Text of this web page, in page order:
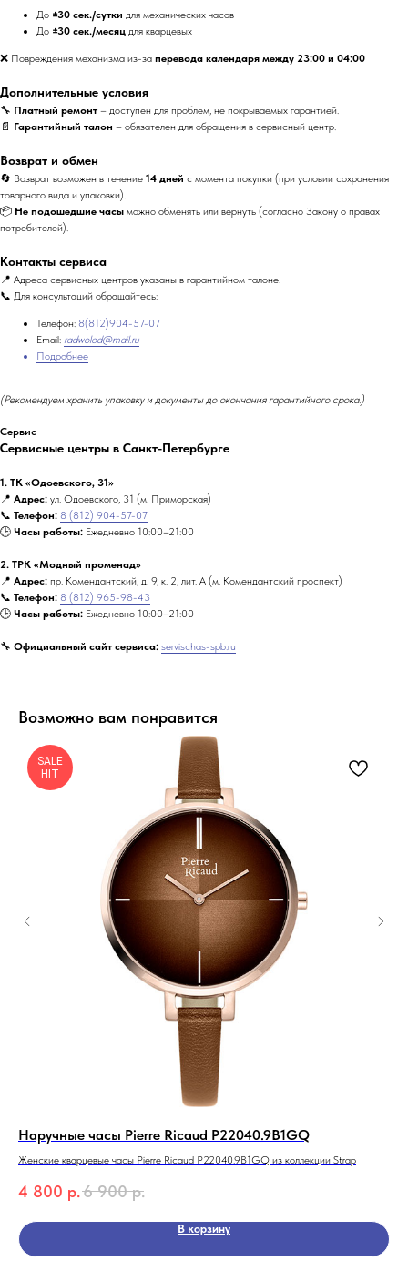
До ±30 сек./сутки для механических часов
До ±30 сек./месяц для кварцевых
❌ Повреждения механизма из-за перевода календаря между 23:00 и 04:00
Дополнительные условия
🔧 Платный ремонт – доступен для проблем, не покрываемых гарантией.
📄 Гарантийный талон – обязателен для обращения в сервисный центр.
Возврат и обмен
🔄 Возврат возможен в течение 14 дней с момента покупки (при условии сохранения
товарного вида и упаковки).
📦 Не подошедшие часы можно обменять или вернуть (согласно Закону о правах
потребителей).
Контакты сервиса
📍 Адреса сервисных центров указаны в гарантийном талоне.
📞 Для консультаций обращайтесь:
Телефон: 8(812)904-57-07
Email: radwolod@mail.ru
Подробнее
(Рекомендуем хранить упаковку и документы до окончания гарантийного срока.)
Сервис
Сервисные центры в Санкт-Петербурге
1. ТК «Одоевского, 31»
📍 Адрес: ул. Одоевского, 31 (м. Приморская)
📞 Телефон: 8 (812) 904-57-07
🕒 Часы работы: Ежедневно 10:00–21:00
2. ТРК «Модный променад»
📍 Адрес: пр. Комендантский, д. 9, к. 2, лит. А (м. Комендантский проспект)
📞 Телефон: 8 (812) 965-98-43
🕒 Часы работы: Ежедневно 10:00–21:00
🔧 Официальный сайт сервиса: servischas-spb.ru
Возможно вам понравится
SALE
HIT
Наручные часы Pierre Ricaud P22040.9B1GQ
Женские кварцевые часы Pierre Ricaud P22040.9B1GQ из коллекции Strap
4 800 р.6 900 р.
В корзину